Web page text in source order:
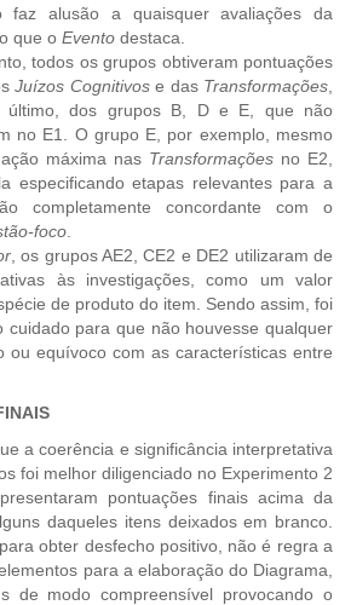
faz alusão a quaisquer avaliações da
que o Evento destaca.
todos os grupos obtiveram pontuações
Juízos Cognitivose das Transformações
último, dos grupos B, D e E, que não
no E1. O grupo E, por exemplo, mesmo
máxima nas Transformações no E2,
especificando etapas relevantes para a
completamente concordante com o
foco
, os grupos AE2, CE2 e DE2 utilizaram de
às investigações, como um valor
de produto do item. Sendo assim, foi
cuidado para que não houvesse qualquer
ou equívoco com as características entre
a coerência e significância interpretativa
foi melhor diligenciado no Experimento 2
pontuações finais acima da
daqueles itens deixados em branco.
obter desfecho positivo, não é regra a
para a elaboração do Diagrama,
de modo compreensível provocando o